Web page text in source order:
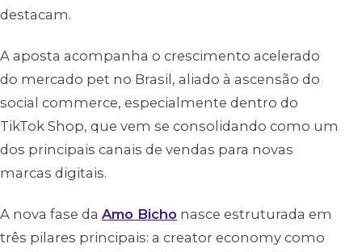
destacam.
A aposta acompanha o crescimento acelerado
do mercado pet no Brasil, aliado à ascensão do
social commerce, especialmente dentro do
TikTok Shop, que vem se consolidando como um
dos principais canais de vendas para novas
marcas digitais.
A nova fase da Amo Bicho nasce estruturada em
três pilares principais: a creator economy como